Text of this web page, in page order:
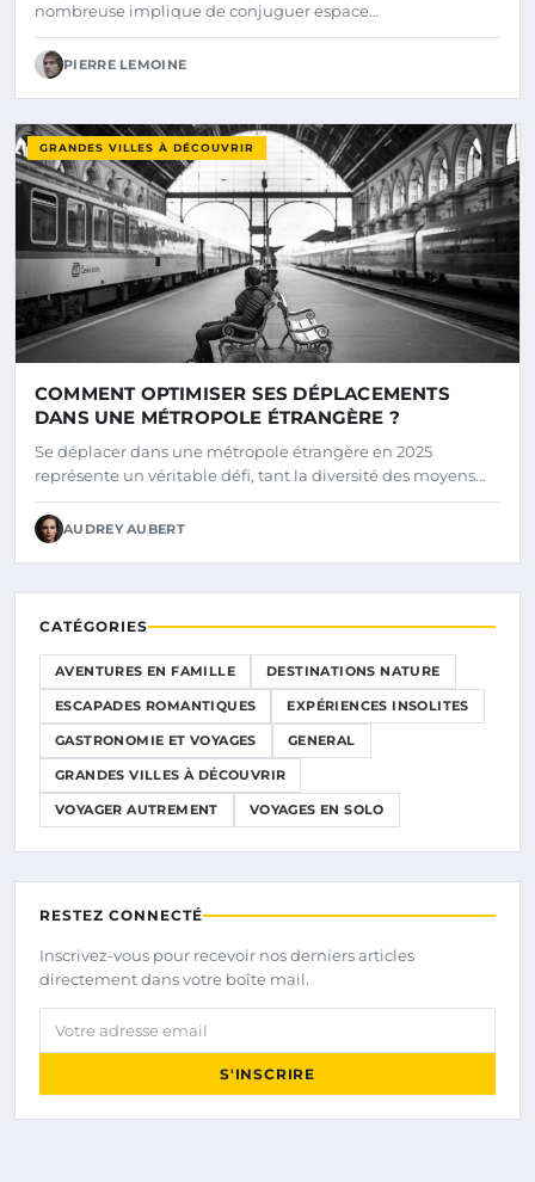
nombreuse implique de conjuguer espace…
PIERRE LEMOINE
GRANDES VILLES À DÉCOUVRIR
COMMENT OPTIMISER SES DÉPLACEMENTS
DANS UNE MÉTROPOLE ÉTRANGÈRE ?
Se déplacer dans une métropole étrangère en 2025
représente un véritable défi, tant la diversité des moyens…
AUDREY AUBERT
CATÉGORIES
AVENTURES EN FAMILLE DESTINATIONS NATURE
ESCAPADES ROMANTIQUES EXPÉRIENCES INSOLITES
GASTRONOMIE ET VOYAGES GENERAL
GRANDES VILLES À DÉCOUVRIR
VOYAGER AUTREMENT VOYAGES EN SOLO
RESTEZ CONNECTÉ
Inscrivez-vous pour recevoir nos derniers articles
directement dans votre boîte mail.
Votre adresse email
S'INSCRIRE